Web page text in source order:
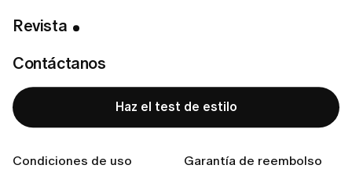
Revista
Contáctanos
Haz el test de estilo
Condiciones de uso Garantía de reembolso
Compra en marcas de moda accesible
Compras vintage
Céntrate en los accesorios
Conecta con nosotras